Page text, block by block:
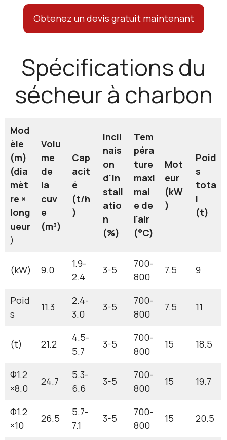
Obtenez un devis gratuit maintenant
Spécifications du
sécheur à charbon
Mod
èle
(m)
(dia
mèt
re ×
long
ueur
)
Volu
me
de
la
cuv
e
(m³)
Cap
acit
é
(t/h
)
Incli
nais
on
d'in
stall
atio
n
(%)
Tem
péra
ture
maxi
mal
e de
l'air
(°C)
Mot
eur
(kW
)
Poid
s
tota
l
(t)
(kW) 9.0
1.9-
2.4
3-5
700-
800
7.5 9
Poid
s
11.3
2.4-
3.0
3-5
700-
800
7.5 11
(t) 21.2
4.5-
5.7
3-5
700-
800
15 18.5
Φ1.2
×8.0
24.7
5.3-
6.6
3-5
700-
800
15 19.7
Φ1.2
×10
26.5
5.7-
7.1
3-5
700-
800
15 20.5